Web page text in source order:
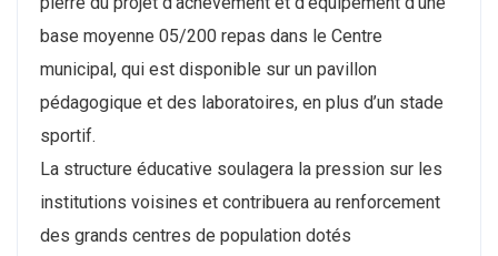
base moyenne 05/200 repas dans le Centre
municipal, qui est disponible sur un pavillon
pédagogique et des laboratoires, en plus d’un stade
sportif.
La structure éducative soulagera la pression sur les
institutions voisines et contribuera au renforcement
des grands centres de population dotés